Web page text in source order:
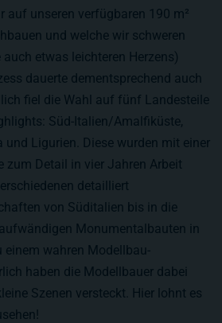
auf unseren verfügbaren 190 m²
und welche wir schweren
etwas leichteren Herzens)
dauerte dementsprechend auch
fiel die Wahl auf fünf Landesteile
Süd-Italien/Amalfiküste,
und Ligurien. Diese wurden mit einer
zum Detail in vier Jahren Arbeit
detailliert
von Süditalien bis in die
Monumentalbauten in
einem wahren Modellbau-
haben die Modellbauer dabei
Szenen versteckt. Hier lohnt es